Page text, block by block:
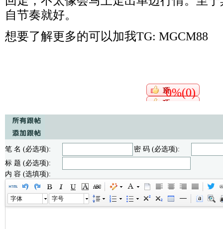
自节奏就好。
想要了解更多的可以加我TG: MGCM88
0%(0)
笔 名 (必选项):
密 码 (必选项):
标 题 (必选项):
内 容 (选填项):
字体 字号